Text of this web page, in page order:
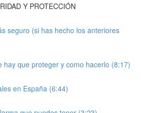
Y PROTECCIÓN
seguro (si has hecho los anteriores
hay que proteger y como hacerlo (8:17)
en España (6:44)